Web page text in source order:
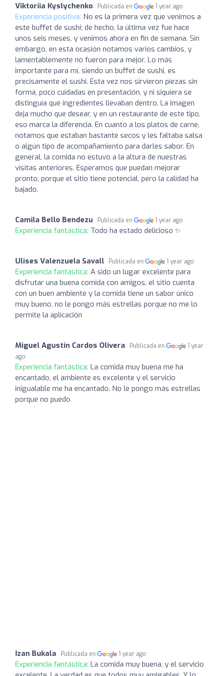
Viktoriia Kyslychenko Publicada en 1 year ago
Experiencia positiva: No es la primera vez que venimos a
este buffet de sushi; de hecho, la última vez fue hace
unos seis meses, y venimos ahora en fin de semana. Sin
embargo, en esta ocasión notamos varios cambios, y
lamentablemente no fueron para mejor. Lo más
importante para mí, siendo un buffet de sushi, es
precisamente el sushi. Esta vez nos sirvieron piezas sin
forma, poco cuidadas en presentación, y ni siquiera se
distinguía qué ingredientes llevaban dentro. La imagen
deja mucho que desear, y en un restaurante de este tipo,
eso marca la diferencia. En cuanto a los platos de carne,
notamos que estaban bastante secos y les faltaba salsa
o algún tipo de acompañamiento para darles sabor. En
general, la comida no estuvo a la altura de nuestras
visitas anteriores. Esperamos que puedan mejorar
pronto, porque el sitio tiene potencial, pero la calidad ha
bajado.
Camila Bello Bendezu Publicada en 1 year ago
Experiencia fantástica: Todo ha estado delicioso ✨
Ulises Valenzuela Savall Publicada en 1 year ago
Experiencia fantástica: A sido un lugar excelente para
disfrutar una buena comida con amigos, el sitio cuenta
con un buen ambiente y la comida tiene un sabor único
muy bueno, no le pongo más estrellas porque no me lo
permite la aplicación
Miguel Agustin Cardos Olivera Publicada en
1 year
ago
Experiencia fantástica: La comida muy buena me ha
encantado, el ambiente es excelente y el servicio
inigualable me ha encantado. No le pongo más estrellas
porque no puedo
Izan Bukala Publicada en 1 year ago
Experiencia fantástica: La comida muy buena, y el servicio